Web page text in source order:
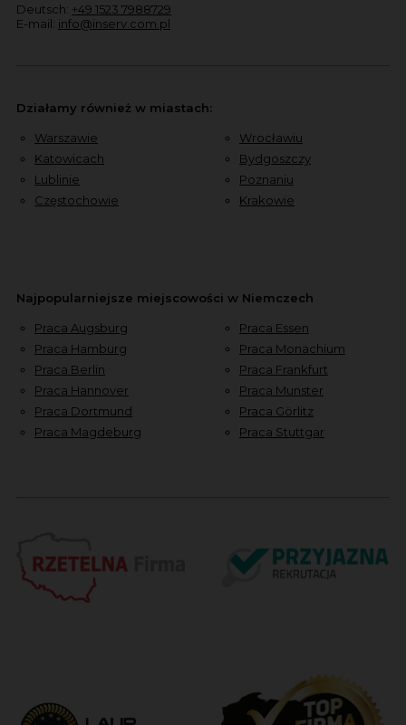
Deutsch: +49 1523 7988729
E-mail: info@inserv.com.pl
Działamy również w miastach:
Warszawie
Katowicach
Lublinie
Częstochowie
Wrocławiu
Bydgoszczy
Poznaniu
Krakowie
Najpopularniejsze miejscowości w Niemczech
Praca Augsburg
Praca Hamburg
Praca Berlin
Praca Hannover
Praca Dortmund
Praca Magdeburg
Praca Essen
Praca Monachium
Praca Frankfurt
Praca Munster
Praca Görlitz
Praca Stuttgar